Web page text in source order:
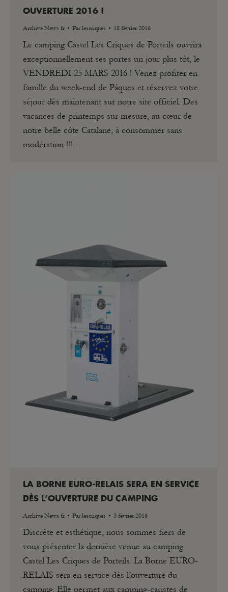
OUVERTURE 2016 !
Archive News fr Par lescriques 18 février 2016
Le camping Castel Les Criques de Porteils ouvrira
exceptionnellement ses portes un jour plus tôt, le
VENDREDI 25 MARS 2016 ! Venez profiter en
famille du week-end de Pâques et réservez votre
séjour dès maintenant sur notre site officiel. Des
vacances de printemps sur mesure, au cœur de
notre belle côte Catalane, à consommer sans
modération !!!…
LA BORNE EURO-RELAIS SERA EN SERVICE
DÈS L’OUVERTURE DU CAMPING
Archive News fr Par lescriques 3 février 2016
Discrète et esthétique, nous sommes fiers de
vous présenter la dernière venue au camping
Castel Les Criques de Porteils. La Borne EURO-
RELAIS sera en service dès l’ouverture du
camping. Elle permet aux camping-caristes de